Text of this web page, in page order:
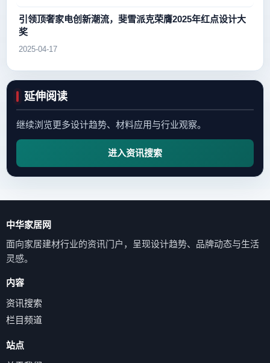
引领顶奢家电创新潮流，斐雪派克荣膺2025年红点设计大
奖
2025-04-17
延伸阅读
继续浏览更多设计趋势、材料应用与行业观察。
进入资讯搜索
中华家居网
面向家居建材行业的资讯门户，呈现设计趋势、品牌动态与生活
灵感。
内容
资讯搜索
栏目频道
站点